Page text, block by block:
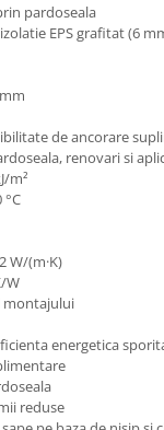
pardoseala
EPS grafitat (6
de ancorare
renovari si
m²
W/(m·K)
W
montajului
energetica
reduse